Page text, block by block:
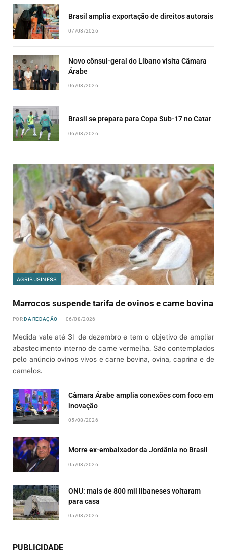
Brasil amplia exportação de direitos autorais
07/08/2026
Novo cônsul-geral do Líbano visita Câmara
Árabe
06/08/2026
Brasil se prepara para Copa Sub-17 no Catar
06/08/2026
AGRIBUSINESS
Marrocos suspende tarifa de ovinos e carne bovina
POR DA REDAÇÃO 06/08/2026
Medida vale até 31 de dezembro e tem o objetivo de ampliar
abastecimento interno de carne vermelha. São contemplados
pelo anúncio ovinos vivos e carne bovina, ovina, caprina e de
camelos.
Câmara Árabe amplia conexões com foco em
inovação
05/08/2026
Morre ex-embaixador da Jordânia no Brasil
05/08/2026
ONU: mais de 800 mil libaneses voltaram
para casa
05/08/2026
PUBLICIDADE